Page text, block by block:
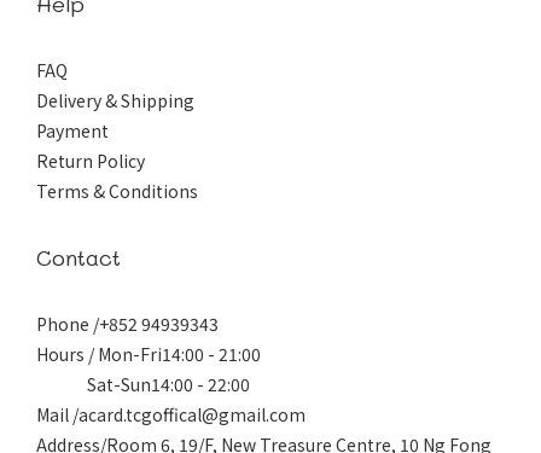
FAQ
Delivery & Shipping
Payment
Return Policy
Terms & Conditions
Contact
Phone /+852 94939343
Hours / Mon-Fri14:00 - 21:00
Sat-Sun14:00 - 22:00
Mail /acard.tcgoffical@gmail.com
Address/Room 6, 19/F, New Treasure Centre, 10 Ng Fong